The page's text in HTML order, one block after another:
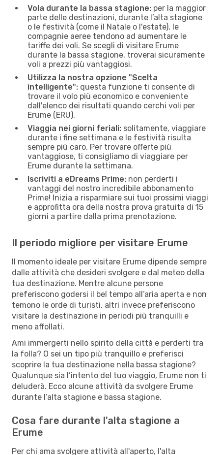
Vola durante la bassa stagione: per la maggior
parte delle destinazioni, durante l’alta stagione
o le festività (come il Natale o l'estate), le
compagnie aeree tendono ad aumentare le
tariffe dei voli. Se scegli di visitare Erume
durante la bassa stagione, troverai sicuramente
voli a prezzi più vantaggiosi.
Utilizza la nostra opzione "Scelta
intelligente": questa funzione ti consente di
trovare il volo più economico e conveniente
dall'elenco dei risultati quando cerchi voli per
Erume (ERU).
Viaggia nei giorni feriali: solitamente, viaggiare
durante i fine settimana e le festività risulta
sempre più caro. Per trovare offerte più
vantaggiose, ti consigliamo di viaggiare per
Erume durante la settimana.
Iscriviti a eDreams Prime: non perderti i
vantaggi del nostro incredibile abbonamento
Prime! Inizia a risparmiare sui tuoi prossimi viaggi
e approfitta ora della nostra prova gratuita di 15
giorni a partire dalla prima prenotazione.
Il periodo migliore per visitare Erume
Il momento ideale per visitare Erume dipende sempre
dalle attività che desideri svolgere e dal meteo della
tua destinazione. Mentre alcune persone
preferiscono godersi il bel tempo all’aria aperta e non
temono le orde di turisti, altri invece preferiscono
visitare la destinazione in periodi più tranquilli e
meno affollati.
Ami immergerti nello spirito della città e perderti tra
la folla? O sei un tipo più tranquillo e preferisci
scoprire la tua destinazione nella bassa stagione?
Qualunque sia l’intento del tuo viaggio, Erume non ti
deluderà. Ecco alcune attività da svolgere Erume
durante l’alta stagione e bassa stagione.
Cosa fare durante l'alta stagione a
Erume
Per chi ama svolgere attività all'aperto, l'alta